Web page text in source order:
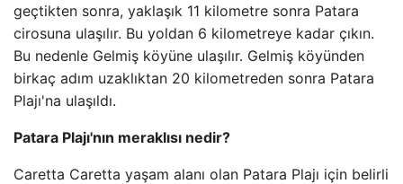
geçtikten sonra, yaklaşık 11 kilometre sonra Patara
cirosuna ulaşılır. Bu yoldan 6 kilometreye kadar çıkın.
Bu nedenle Gelmiş köyüne ulaşılır. Gelmiş köyünden
birkaç adım uzaklıktan 20 kilometreden sonra Patara
Plajı'na ulaşıldı.
Patara Plajı'nın meraklısı nedir?
Caretta Caretta yaşam alanı olan Patara Plajı için belirli